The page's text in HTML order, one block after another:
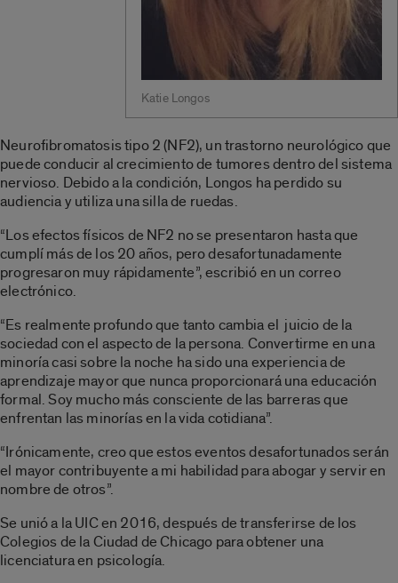
Katie Longos
Neurofibromatosis tipo 2 (NF2), un trastorno neurológico que
puede conducir al crecimiento de tumores dentro del sistema
nervioso. Debido a la condición, Longos ha perdido su
audiencia y utiliza una silla de ruedas.
“Los efectos físicos de NF2 no se presentaron hasta que
cumplí más de los 20 años, pero desafortunadamente
progresaron muy rápidamente”, escribió en un correo
electrónico.
“Es realmente profundo que tanto cambia el juicio de la
sociedad con el aspecto de la persona. Convertirme en una
minoría casi sobre la noche ha sido una experiencia de
aprendizaje mayor que nunca proporcionará una educación
formal. Soy mucho más consciente de las barreras que
enfrentan las minorías en la vida cotidiana”.
“Irónicamente, creo que estos eventos desafortunados serán
el mayor contribuyente a mi habilidad para abogar y servir en
nombre de otros”.
Se unió a la UIC en 2016, después de transferirse de los
Colegios de la Ciudad de Chicago para obtener una
licenciatura en psicología.